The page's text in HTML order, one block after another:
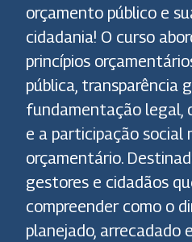
orçamento público e
cidadania! O curso
princípios
pública, transparência
fundamentação legal,
e a participação social
orçamentário.
gestores e cidadãos
compreender como o
planejado, arrecadado